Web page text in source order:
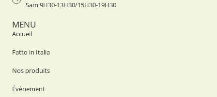
Sam 9H30-13H30/15H30-19H30
MENU
Accueil
Fatto in Italia
Nos produits
Évènement